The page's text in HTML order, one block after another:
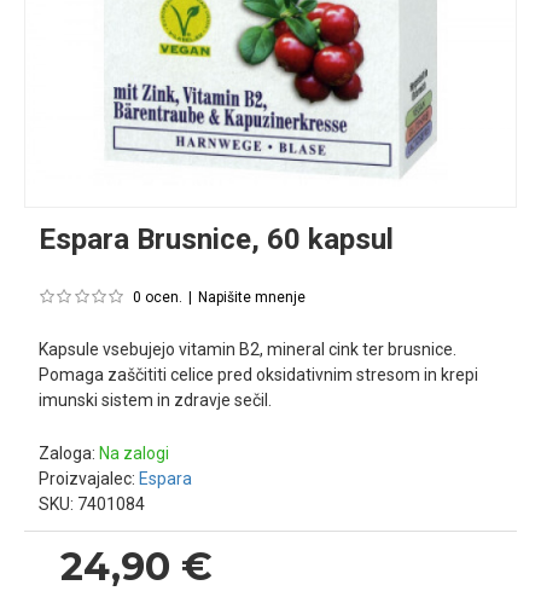
Espara Brusnice, 60 kapsul
Zaloga: Na zalogi
Proizvajalec: Espara
SKU: 7401084
0 ocen. Napišite mnenje
Kapsule vsebujejo vitamin B2, mineral cink ter brusnice.
Pomaga zaščititi celice pred oksidativnim stresom in krepi
imunski sistem in zdravje sečil.
24,90 €